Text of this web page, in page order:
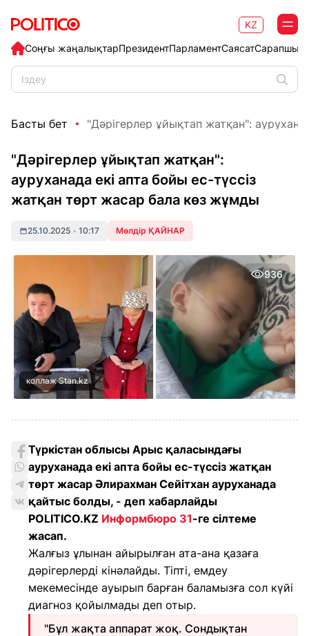
Соңғы жаңалықтарПрезидентПарламентСаясат
KZ
Басты бет "Дәрігерлер ұйықтап жатқан":
"Дәрігерлер ұйықтап жатқан":
ауруханада екі апта бойы ес-түссіз
жатқан төрт жасар бала көз жұмды
25.10.2025 • 10:17 Мөлдір ҚАЙНАР
936
коллаж Stan.kz
Түркістан облысы Арыс қаласындағы
ауруханада екі апта бойы ес-түссіз жатқан
төрт жасар Әлирахман Сейітхан ауруханада
қайтыс болды, - деп хабарлайды
POLITICO.KZ Информбюро 31-ге сілтеме
жасап.
Жалғыз ұлынан айырылған ата-ана қазаға
дәрігерлерді кінәлайды. Тіпті, емдеу
мекемесінде ауырып барған баламызға сол күйі
диагноз қойылмады деп отыр.
"Бұл жақта аппарат жоқ. Сондықтан